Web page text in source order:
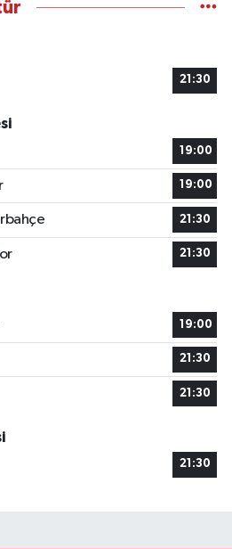
21:30
19:00
19:00
21:30
21:30
19:00
21:30
21:30
21:30